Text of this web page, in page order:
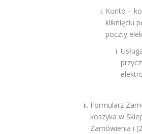
Konto –
kliknięciu
poczty
Formularz
koszyka w
Zamówienia i